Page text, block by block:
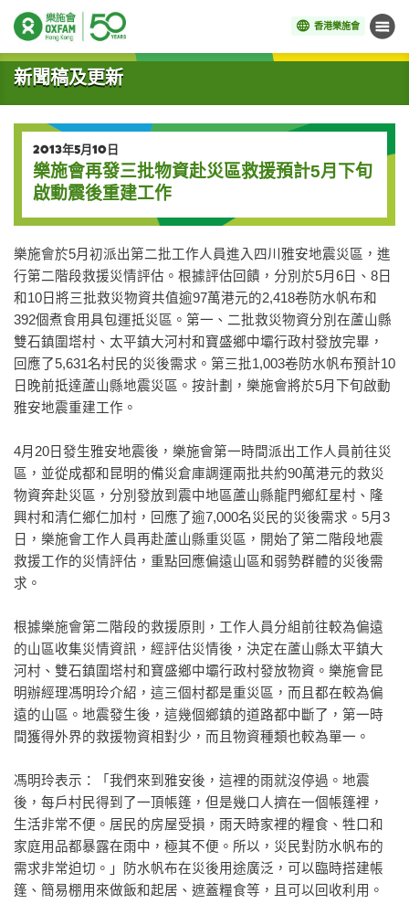
香港樂施會 目錄
開始主要內容
新聞稿及更新
2013年5月10日
樂施會再發三批物資赴災區救援預計5月下旬
啟動震後重建工作
樂施會於5月初派出第二批工作人員進入四川雅安地震災區，進
行第二階段救援災情評估。根據評估回饋，分別於5月6日、8日
和10日將三批救災物資共值逾97萬港元的2,418卷防水帆布和
392個煮食用具包運抵災區。第一、二批救災物資分別在蘆山縣
雙石鎮圍塔村、太平鎮大河村和寶盛鄉中壩行政村發放完畢，
回應了5,631名村民的災後需求。第三批1,003卷防水帆布預計10
日晚前抵達蘆山縣地震災區。按計劃，樂施會將於5月下旬啟動
雅安地震重建工作。
4月20日發生雅安地震後，樂施會第一時間派出工作人員前往災
區，並從成都和昆明的備災倉庫調運兩批共約90萬港元的救災
物資奔赴災區，分別發放到震中地區蘆山縣龍門鄉紅星村、隆
興村和清仁鄉仁加村，回應了逾7,000名災民的災後需求。5月3
日，樂施會工作人員再赴蘆山縣重災區，開始了第二階段地震
救援工作的災情評估，重點回應偏遠山區和弱勢群體的災後需
求。
根據樂施會第二階段的救援原則，工作人員分組前往較為偏遠
的山區收集災情資訊，經評估災情後，決定在蘆山縣太平鎮大
河村、雙石鎮圍塔村和寶盛鄉中壩行政村發放物資。樂施會昆
明辦經理馮明玲介紹，這三個村都是重災區，而且都在較為偏
遠的山區。地震發生後，這幾個鄉鎮的道路都中斷了，第一時
間獲得外界的救援物資相對少，而且物資種類也較為單一。
馮明玲表示：「我們來到雅安後，這裡的雨就沒停過。地震
後，每戶村民得到了一頂帳篷，但是幾口人擠在一個帳篷裡，
生活非常不便。居民的房屋受損，雨天時家裡的糧食、牲口和
家庭用品都暴露在雨中，極其不便。所以，災民對防水帆布的
需求非常迫切。」防水帆布在災後用途廣泛，可以臨時搭建帳
篷、簡易棚用來做飯和起居、遮蓋糧食等，且可以回收利用。